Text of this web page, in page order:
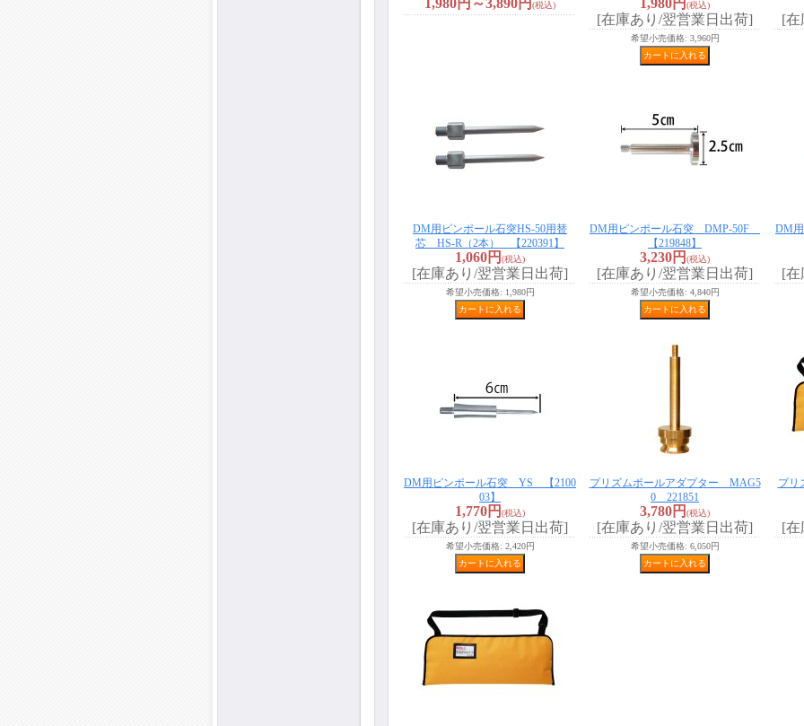
1,980円～3,890円 (税込) 1,980円 (税込)
[在庫あり/翌営業日出荷]
希望小売価格: 3,960円
[在
DM用ピンポール石突HS-50用替
芯 HS-R（2本） 【220391】
1,060円 (税込)
[在庫あり/翌営業日出荷]
希望小売価格: 1,980円
DM用ピンポール石突 DMP-50F
【219848】
3,230円 (税込)
[在庫あり/翌営業日出荷]
希望小売価格: 4,840円
DM
[在
DM用ピンポール石突 YS 【2100
03】
1,770円 (税込)
[在庫あり/翌営業日出荷]
希望小売価格: 2,420円
プリズムポールアダプター MAG5
0 221851
3,780円 (税込)
[在庫あり/翌営業日出荷]
希望小売価格: 6,050円
プリ
[在